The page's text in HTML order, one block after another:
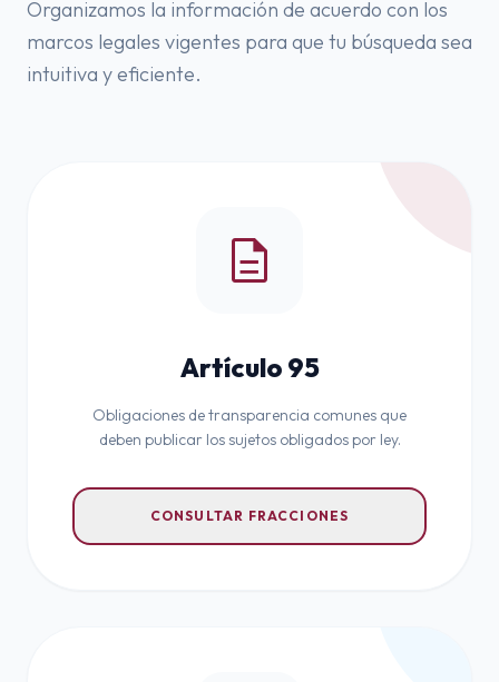
Organizamos la información de acuerdo con los
marcos legales vigentes para que tu búsqueda sea
intuitiva y eficiente.
description
Artículo 95
Obligaciones de transparencia comunes que
deben publicar los sujetos obligados por ley.
CONSULTAR FRACCIONES